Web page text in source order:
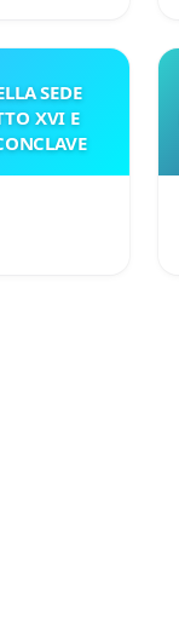
SEDE
XVI E